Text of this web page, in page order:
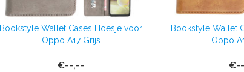
Bookstyle Wallet Cases Hoesje voor
Oppo A17 Grijs
€--,--
Bookstyle Wallet
Oppo